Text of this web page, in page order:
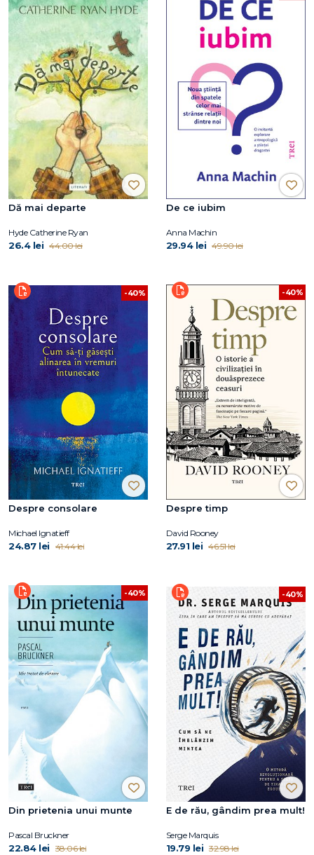
Dă mai departe
Hyde Catherine Ryan
26.4 lei 44.00 lei
De ce iubim
Anna Machin
29.94 lei 49.90 lei
-40%
Despre consolare
Michael Ignatieff
24.87 lei 41.44 lei
-40%
Despre timp
David Rooney
27.91 lei 46.51 lei
-40%
Din prietenia unui munte
Pascal Bruckner
22.84 lei 38.06 lei
-40%
E de rău, gândim prea mult!
Serge Marquis
19.79 lei 32.98 lei